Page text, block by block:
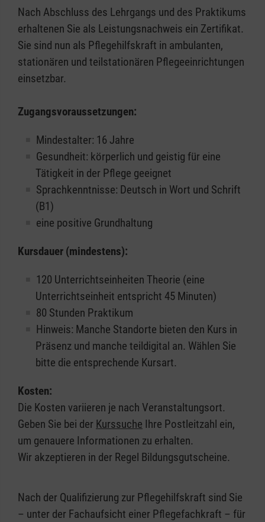
Nach Abschluss des Lehrgangs und des Praktikums
erhaltenen Sie als Leistungsnachweis ein Zertifikat.
Sie sind nun als Pflegehilfskraft in ambulanten,
stationären und teilstationären Pflegeeinrichtungen
einsetzbar.
Zugangsvoraussetzungen:
Mindestalter: 16 Jahre
Gesundheit: körperlich und geistig für eine
Tätigkeit in der Pflege geeignet
Sprachkenntnisse: Deutsch in Wort und Schrift
(B1)
eine positive Grundhaltung
Kursdauer (mindestens):
120 Unterrichtseinheiten Theorie (eine
Unterrichtseinheit entspricht 45 Minuten)
80 Stunden Praktikum
Hinweis: Manche Standorte bieten den Kurs in
Präsenz und manche teildigital an. Wählen Sie
bitte die entsprechende Kursart.
Kosten:
Die Kosten variieren je nach Veranstaltungsort.
Geben Sie bei der Kurssuche Ihre Postleitzahl ein,
um genauere Informationen zu erhalten.
Wir akzeptieren in der Regel Bildungsgutscheine.
Nach der Qualifizierung zur Pflegehilfskraft sind Sie
– unter der Fachaufsicht einer Pflegefachkraft – für